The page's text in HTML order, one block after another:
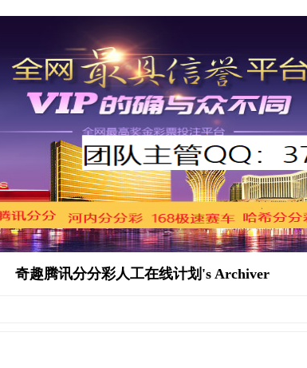
奇趣腾讯分分彩人工在线计划's Archiver